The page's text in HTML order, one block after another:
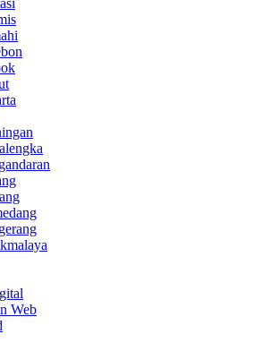
Web